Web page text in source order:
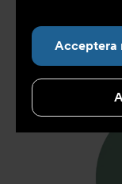
Acceptera